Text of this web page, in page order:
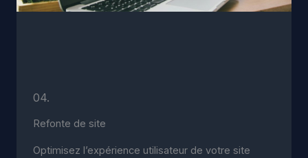
04.
Refonte de site
Optimisez l’expérience utilisateur de votre site